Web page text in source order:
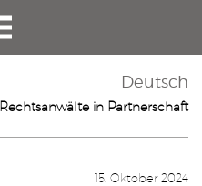
Deutsch
Rechtsanwälte in Partnerschaft
15. Oktober 2024